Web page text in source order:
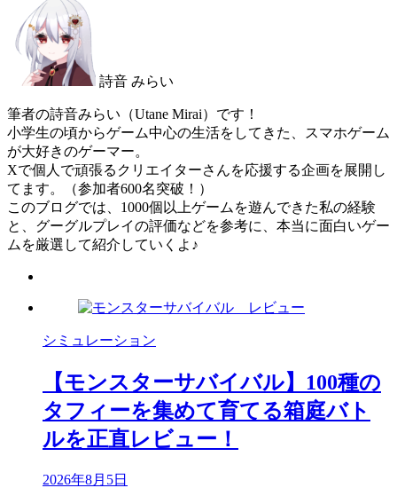
詩音 みらい
筆者の詩音みらい（Utane Mirai）です！
小学生の頃からゲーム中心の生活をしてきた、スマホゲーム
が大好きのゲーマー。
Xで個人で頑張るクリエイターさんを応援する企画を展開し
てます。（参加者600名突破！）
このブログでは、1000個以上ゲームを遊んできた私の経験
と、グーグルプレイの評価などを参考に、本当に面白いゲー
ムを厳選して紹介していくよ♪
シミュレーション
【モンスターサバイバル】100種の
タフィーを集めて育てる箱庭バト
ルを正直レビュー！
2026年8月5日